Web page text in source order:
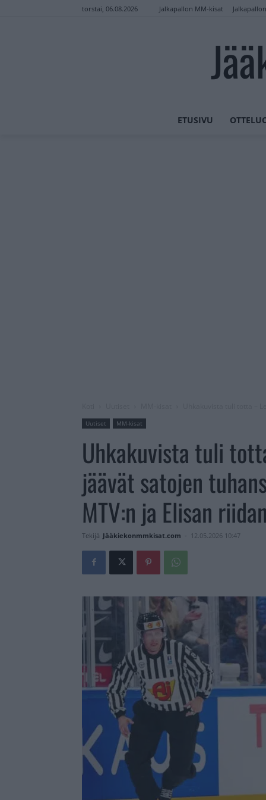
torstai, 06.08.2026 Jalkapallon MM-kisat
ETUSIVU
Uutiset MM-kisat
Uhkakuvista tuli
jäävät satojen
MTV:n ja Elisan
Tekijä Jääkiekonmmkisat.com - 12.05.2026 10:47